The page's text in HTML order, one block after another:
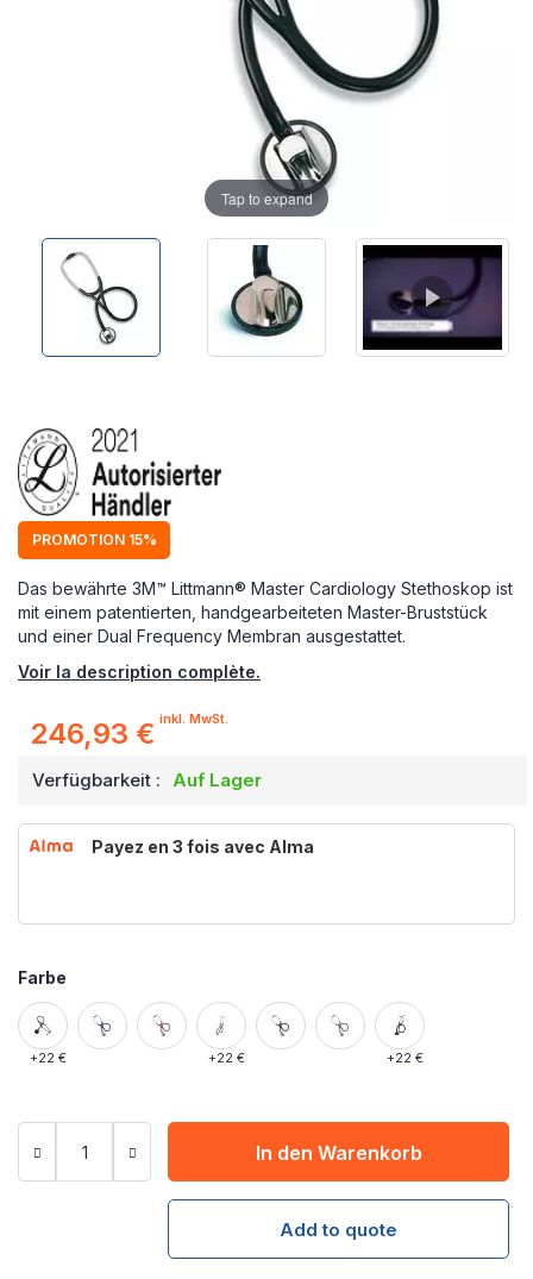
PROMOTION 15%
Das bewährte 3M™ Littmann® Master Cardiology Stethoskop ist
mit einem patentierten, handgearbeiteten Master-Bruststück
und einer Dual Frequency Membran ausgestattet.
Voir la description complète.
246,93 € inkl. MwSt.
Verfügbarkeit : Auf Lager
Payez en 3 fois avec Alma
Farbe
+22 € +22 € +22 €
In den Warenkorb
Add to quote
Tap to expand